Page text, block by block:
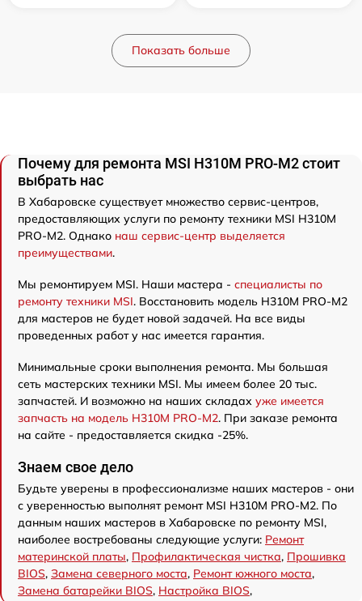
Показать больше
Почему для ремонта MSI H310M PRO-M2 стоит
выбрать нас
В Хабаровске существует множество сервис-центров,
предоставляющих услуги по ремонту техники MSI H310M
PRO-M2. Однако наш сервис-центр выделяется
преимуществами.
Мы ремонтируем MSI. Наши мастера - специалисты по
ремонту техники MSI. Восстановить модель H310M PRO-M2
для мастеров не будет новой задачей. На все виды
проведенных работ у нас имеется гарантия.
Минимальные сроки выполнения ремонта. Мы большая
сеть мастерских техники MSI. Мы имеем более 20 тыс.
запчастей. И возможно на наших складах уже имеется
запчасть на модель H310M PRO-M2. При заказе ремонта
на сайте - предоставляется скидка -25%.
Знаем свое дело
Будьте уверены в профессионализме наших мастеров - они
с уверенностью выполнят ремонт MSI H310M PRO-M2. По
данным наших мастеров в Хабаровске по ремонту MSI,
наиболее востребованы следующие услуги: Ремонт
материнской платы, Профилактическая чистка, Прошивка
BIOS, Замена северного моста, Ремонт южного моста,
Замена батарейки BIOS, Настройка BIOS,